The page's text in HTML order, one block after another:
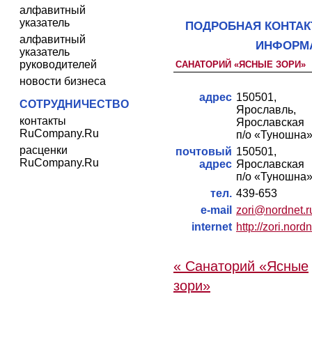
алфавитный
указатель
алфавитный
указатель
руководителей
новости бизнеса
СОТРУДНИЧЕСТВО
контакты
RuCompany.Ru
расценки
RuCompany.Ru
ПОДРОБНАЯ
САНАТОРИЙ «ЯСНЫЕ ЗОРИ»
адрес 150501,
Ярославль,
Ярославская
п/о «Туношна»
почтовый
адрес
150501,
Ярославская
п/о «Туношна»
тел. 439-653
e-mail
internet http://
« Санаторий «Ясные
зори»